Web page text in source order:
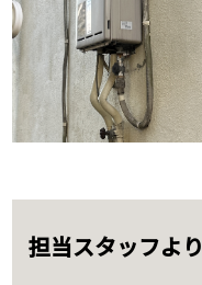
担当スタッフより